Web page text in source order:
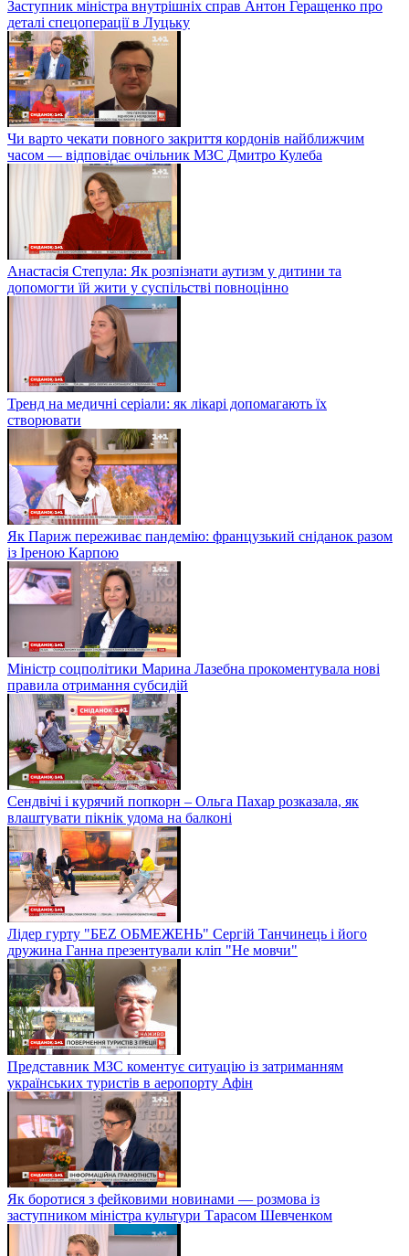
Заступник міністра внутрішніх справ Антон Геращенко про
деталі спецоперації в Луцьку
Чи варто чекати повного закриття кордонів найближчим
часом — відповідає очільник МЗС Дмитро Кулеба
Анастасія Степула: Як розпізнати аутизм у дитини та
допомогти їй жити у суспільстві повноцінно
Тренд на медичні серіали: як лікарі допомагають їх
створювати
Як Париж переживає пандемію: французький сніданок разом
із Іреною Карпою
Міністр соцполітики Марина Лазебна прокоментувала нові
правила отримання субсидій
Сендвічі і курячий попкорн – Ольга Пахар розказала, як
влаштувати пікнік удома на балконі
Лідер гурту "БЕZ ОБМЕЖЕНЬ" Сергій Танчинець і його
дружина Ганна презентували кліп "Не мовчи"
Представник МЗС коментує ситуацію із затриманням
українських туристів в аеропорту Афін
Як боротися з фейковими новинами — розмова із
заступником міністра культури Тарасом Шевченком